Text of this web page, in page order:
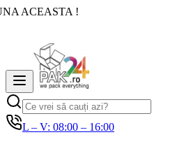
ACEASTA !
L – V: 08:00 – 16:00